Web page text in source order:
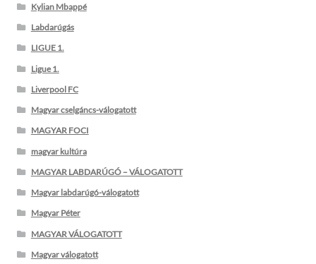
Kylian Mbappé
Labdarúgás
LIGUE 1.
Ligue 1.
Liverpool FC
Magyar cselgáncs-válogatott
MAGYAR FOCI
magyar kultúra
MAGYAR LABDARÚGÓ – VÁLOGATOTT
Magyar labdarúgó-válogatott
Magyar Péter
MAGYAR VÁLOGATOTT
Magyar válogatott